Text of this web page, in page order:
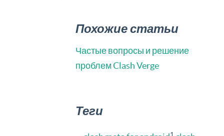
Похожие статьи
Частые вопросы и решение
проблем Clash Verge
Теги